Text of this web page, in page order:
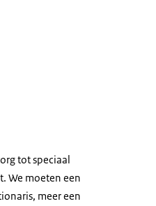
tot speciaal
We moeten een
meer een